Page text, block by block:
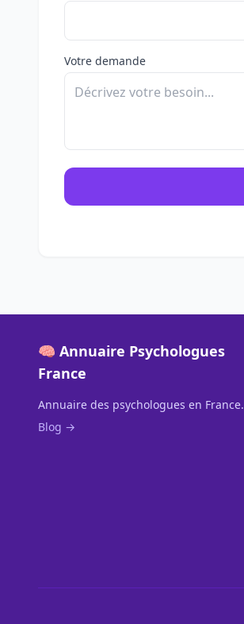
Votre demande
🧠 Annuaire Psychologues
France
Annuaire des psychologues en France.
Blog →